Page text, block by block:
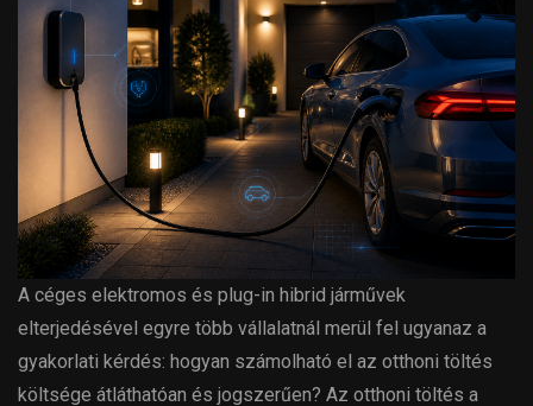
A céges elektromos és plug-in hibrid járművek
elterjedésével egyre több vállalatnál merül fel ugyanaz a
gyakorlati kérdés: hogyan számolható el az otthoni töltés
költsége átláthatóan és jogszerűen? Az otthoni töltés a